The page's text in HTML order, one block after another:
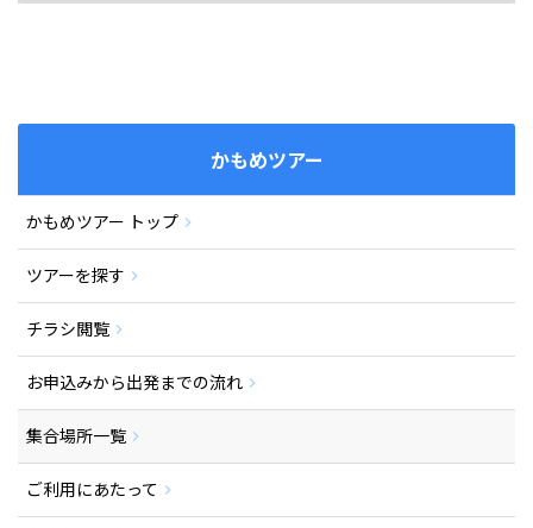
かもめツアー
かもめツアー トップ
ツアーを探す
チラシ閲覧
お申込みから出発までの流れ
集合場所一覧
ご利用にあたって